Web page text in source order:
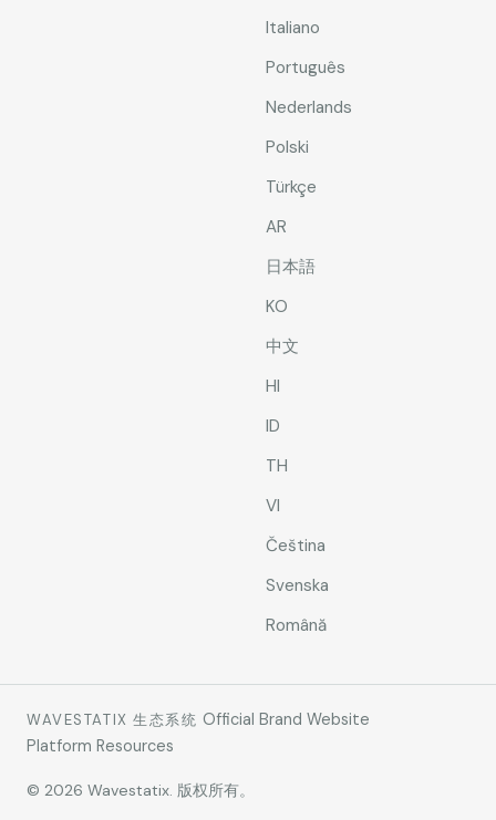
Italiano
Português
Nederlands
Polski
Türkçe
AR
日本語
KO
中文
HI
ID
TH
VI
Čeština
Svenska
Română
WAVESTATIX 生态系统 Official Brand Website
Platform Resources
© 2026 Wavestatix. 版权所有。